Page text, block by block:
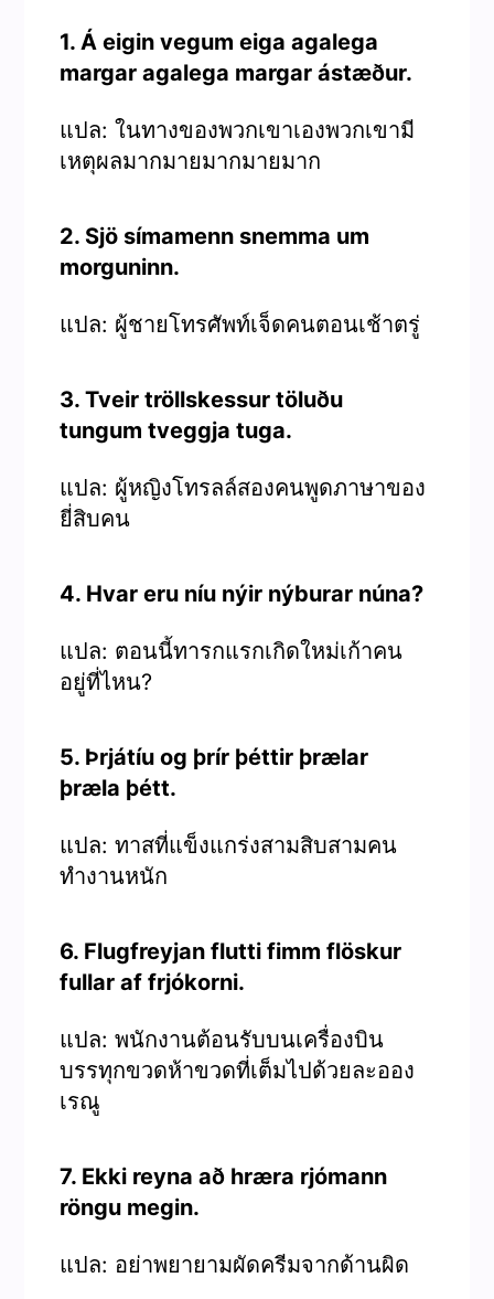
1. Á eigin vegum eiga agalega
margar agalega margar ástæður.
แปล: ในทางของพวกเขาเองพวกเขามี
เหตุผลมากมายมากมายมาก
2. Sjö símamenn snemma um
morguninn.
แปล: ผู้ชายโทรศัพท์เจ็ดคนตอนเช้าตรู่
3. Tveir tröllskessur töluðu
tungum tveggja tuga.
แปล: ผู้หญิงโทรลล์สองคนพูดภาษาของ
ยี่สิบคน
4. Hvar eru níu nýir nýburar núna?
แปล: ตอนนี้ทารกแรกเกิดใหม่เก้าคน
อยู่ที่ไหน?
5. Þrjátíu og þrír þéttir þrælar
þræla þétt.
แปล: ทาสที่แข็งแกร่งสามสิบสามคน
ทำงานหนัก
6. Flugfreyjan flutti fimm flöskur
fullar af frjókorni.
แปล: พนักงานต้อนรับบนเครื่องบิน
บรรทุกขวดห้าขวดที่เต็มไปด้วยละออง
เรณู
7. Ekki reyna að hræra rjómann
röngu megin.
แปล: อย่าพยายามผัดครีมจากด้านผิด